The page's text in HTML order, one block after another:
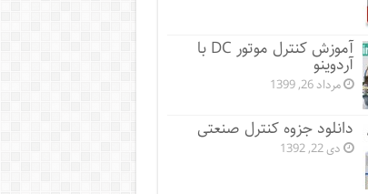
آموزش کنترل موتور DC با
آردوینو
مرداد 26, 1399
دانلود جزوه کنترل صنعتی
دی 22, 1392